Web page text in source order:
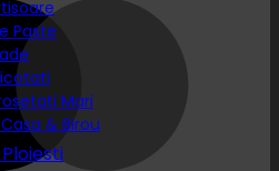
Paste
Mari
& Birou